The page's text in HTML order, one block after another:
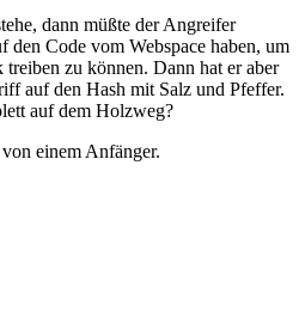
dann müßte der Angreifer
den Code vom Webspace haben, um
treiben zu können. Dann hat er aber
auf den Hash mit Salz und Pfeffer.
auf dem Holzweg?
einem Anfänger.